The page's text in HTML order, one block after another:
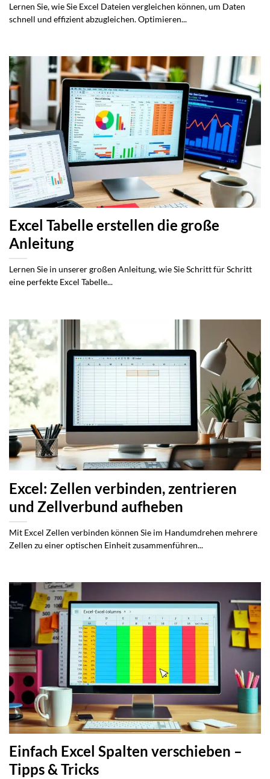
Lernen Sie, wie Sie Excel Dateien vergleichen können, um Daten
schnell und effizient abzugleichen. Optimieren...
Excel Tabelle erstellen die große
Anleitung
Lernen Sie in unserer großen Anleitung, wie Sie Schritt für Schritt
eine perfekte Excel Tabelle...
Excel: Zellen verbinden, zentrieren
und Zellverbund aufheben
Mit Excel Zellen verbinden können Sie im Handumdrehen mehrere
Zellen zu einer optischen Einheit zusammenführen...
Einfach Excel Spalten verschieben –
Tipps & Tricks